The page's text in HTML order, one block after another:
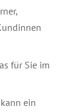
für Sie im
ein